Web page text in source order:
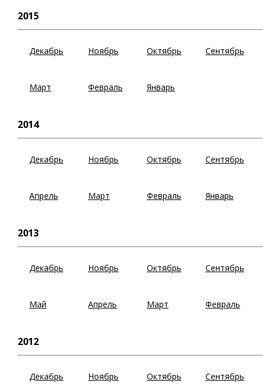
2015
Декабрь Ноябрь Октябрь Сентябрь
Март Февраль Январь
2014
Декабрь Ноябрь Октябрь Сентябрь
Апрель Март Февраль Январь
2013
Декабрь Ноябрь Октябрь Сентябрь
Май Апрель Март Февраль
2012
Декабрь Ноябрь Октябрь Сентябрь